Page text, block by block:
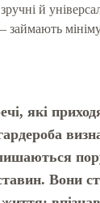
й
які
Вони